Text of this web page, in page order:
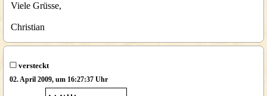
Viele Grüsse,
Christian
versteckt
02. April 2009, um 16:27:37 Uhr